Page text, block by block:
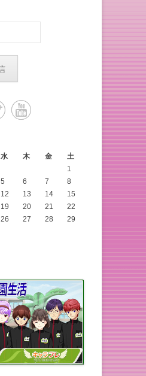
水 木 金
土
1
5 6 7
8
12 13 14
15
19 20 21
22
26 27 28
29